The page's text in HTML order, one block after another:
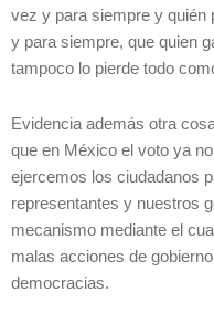
vez y para siempre y quién
y para siempre, que quien
tampoco lo pierde todo
Evidencia además otra
que en México el voto ya
ejercemos los ciudadanos
representantes y nuestros
mecanismo mediante el
malas acciones de
democracias.